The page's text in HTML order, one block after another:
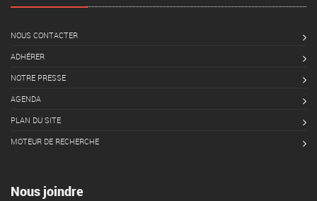
NOUS CONTACTER
ADHÉRER
NOTRE PRESSE
AGENDA
PLAN DU SITE
MOTEUR DE RECHERCHE
Nous joindre